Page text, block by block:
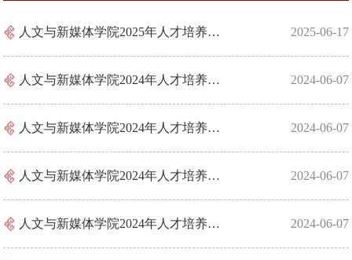
人文与新媒体学院2025年人才培养方案— 中国语言文学[050100] 2025-06-17
人文与新媒体学院2024年人才培养方案—学科教学（语文）[045103]（非全日制） 2024-06-07
人文与新媒体学院2024年人才培养方案—学科教学（语文）[045103] 2024-06-07
人文与新媒体学院2024年人才培养方案—学科教学（历史）[045109] 2024-06-07
人文与新媒体学院2024年人才培养方案— 中国语言文学[050100] 2024-06-07